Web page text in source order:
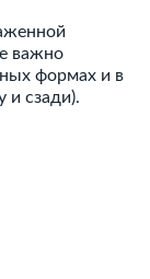
важно
формах и в
и сзади).